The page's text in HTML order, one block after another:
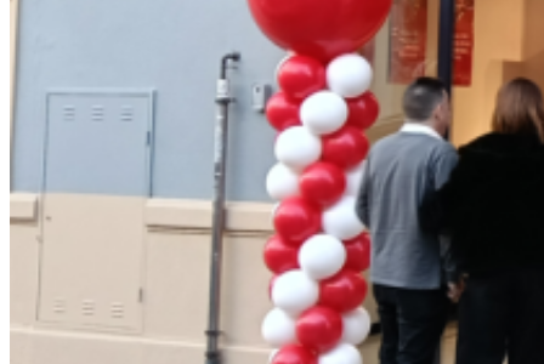
Fundación
A través de nuestra Fundación
Compromisos